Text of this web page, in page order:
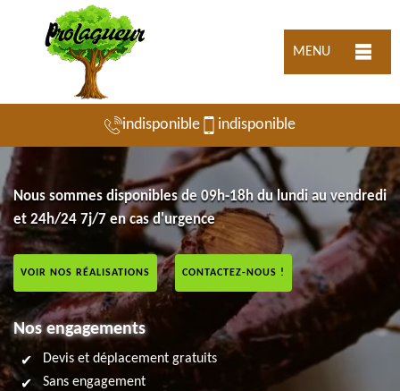
MENU
indisponible indisponible
Nous sommes disponibles de 09h-18h du lundi au vendredi
et 24h/24 7j/7 en cas d'urgence
VOIR NOS RÉALISATIONS CONTACTEZ-NOUS !
Nos engagements
Devis et déplacement gratuits
Sans engagement